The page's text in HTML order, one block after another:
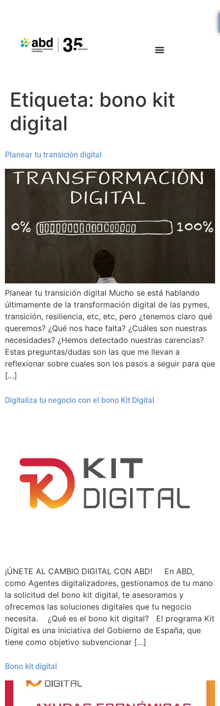
Etiqueta: bono kit
digital
Planear tu transición digital
Planear tu transición digital Mucho se está hablando
últimamente de la transformación digital de las pymes,
transición, resiliencia, etc, etc, pero ¿tenemos claro qué
queremos? ¿Qué nos hace falta? ¿Cuáles son nuestras
necesidades? ¿Hemos detectado nuestras carencias?
Estas preguntas/dudas son las que me llevan a
reflexionar sobre cuales son los pasos a seguir para que
[…]
Digitaliza tu negocio con el bono Kit Digital
¡ÚNETE AL CAMBIO DIGITAL CON ABD! En ABD,
como Agentes digitalizadores, gestionamos de tu mano
la solicitud del bono kit digital, te asesoramos y
ofrecemos las soluciones digitales que tu negocio
necesita. ¿Qué es el bono kit digital? El programa Kit
Digital es una iniciativa del Gobierno de España, que
tiene como objetivo subvencionar […]
Bono kit digital